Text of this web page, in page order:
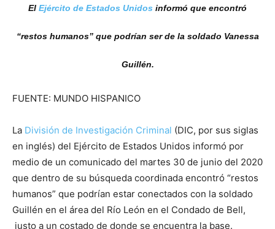
El Ejército de Estados Unidos informó que encontró
“restos humanos” que podrían ser de la soldado Vanessa
Guillén.
FUENTE: MUNDO HISPANICO
La División de Investigación Criminal (DIC, por sus siglas
en inglés) del Ejército de Estados Unidos informó por
medio de un comunicado del martes 30 de junio del 2020
que dentro de su búsqueda coordinada encontró “restos
humanos” que podrían estar conectados con la soldado
Guillén en el área del Río León en el Condado de Bell,
justo a un costado de donde se encuentra la base.